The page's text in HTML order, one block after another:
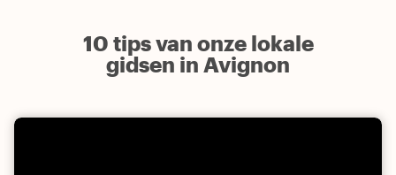
10 tips van onze lokale
gidsen in Avignon